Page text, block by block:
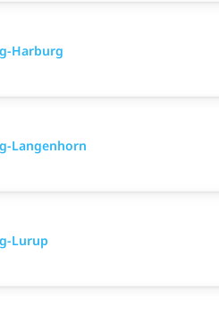
Harburg
Langenhorn
Lurup